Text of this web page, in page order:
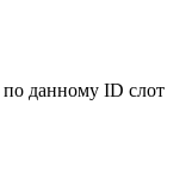
данному ID слот